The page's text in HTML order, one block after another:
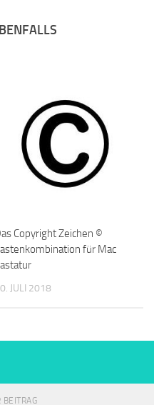
Copyright Zeichen ©
für Mac
JULI 2018
BEITRAG